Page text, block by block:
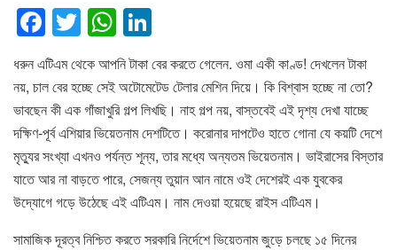
F
a
c
e
b
o
o
k
T
wi
tt
er
W
h
at
s
A
p
p
n
k
e
dI
n
ধরুন এটিএম থেকে আপনি টাকা বের করতে গেলেন. ওমা একী কাণ্ড! দেখলেন টাকা
নয়, চাল বের হচ্ছে সেই অটোমেটেড টেলার মেশিন দিয়ে। কি বিশ্বাস হচ্ছে না তো?
ভাবছেন কী এক গাঁজাখুরি গল্প লিখছি। নাহ গল্প নয়, বাস্তবেই এই দৃশ্য দেখা যাচ্ছে
দক্ষিণ-পূর্ব এশিয়ার ভিয়েতনাম দেশটিতে। করোনার দাপটেও হাতে গোনা যে কয়টি দেশে
মৃত্যুর সংখ্যা এখনও পর্যন্ত শূন্য, তার মধ্যে অন্যতম ভিয়েতনাম। ভাইরাসের বিস্তার
যাতে আর না বাড়তে পারে, সেজন্য তুয়ান আন নামে ওই দেশেরই এক যুবকের
উদ্যোগে গড়ে উঠেছে এই এটিএম। নাম দেওয়া হয়েছে রাইস এটিএম।
সামাজিক দূরত্ব নিশ্চিত করতে সরকারি নির্দেশে ভিয়েতনাম জুড়ে চলছে ১৫ দিনের